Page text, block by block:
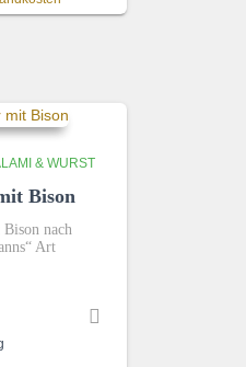
& WURST
Bison
nach
Art